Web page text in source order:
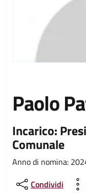
Paolo
Incarico:
Comunale
Anno di nomina:
Condividi